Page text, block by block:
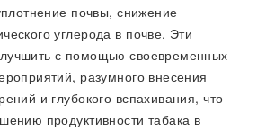
почвы, снижение
углерода в почве. Эти
с помощью своевременных
разумного внесения
и глубокого вспахивания, что
продуктивности табака в